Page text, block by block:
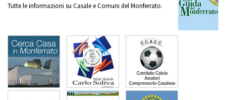
Tutte le informazioni su Casale e Comuni del Monferrato.